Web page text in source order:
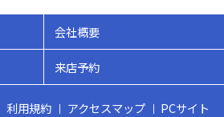
会社概要
来店予約
利用規約 アクセスマップ
PCサイト